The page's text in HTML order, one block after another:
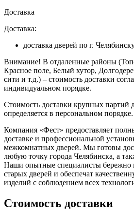
Доставка
Доставка:
доставка дверей по г.
Внимание! В отдаленные районы
Красное поле, Белый хутор,
сити и т.д.) – стоимость доставки
индивидуальном порядке.
Стоимость доставки крупных партий
определяется в персональном порядке.
Компания «Фест» предоставляет
доставке и профессиональной
межкомнатных дверей. Мы готовы
любую точку города Челябинска, а
Наши опытные специалисты бережно
старых дверей и обеспечат
изделий с соблюдением всех
Стоимость доставки